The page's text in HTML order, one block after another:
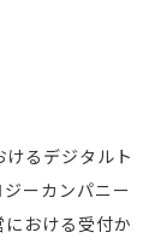
るデジタルト
ーカンパニー
おける受付か